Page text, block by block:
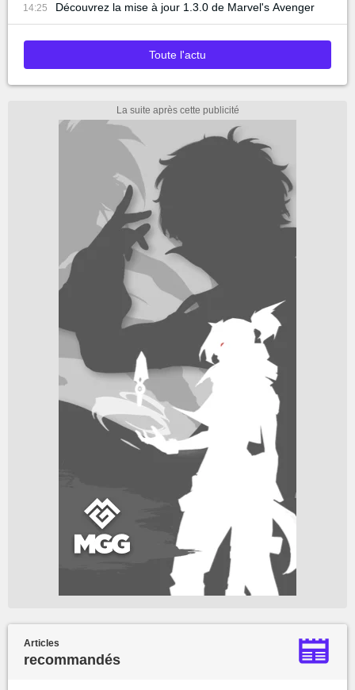
14:25 Découvrez la mise à jour 1.3.0 de Marvel's Avenger
Toute l'actu
Articles
recommandés